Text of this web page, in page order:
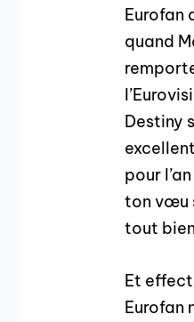
Eurofan
quand
Destiny
pour
ton vœu
tout
Et
Eurofan